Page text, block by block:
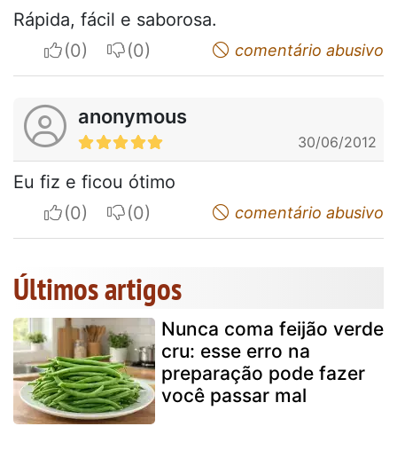
Rápida, fácil e saborosa.
I apreciateI do not appreciatecomentário abusivo
anonymous
30/06/2012
Eu fiz e ficou ótimo
I apreciateI do not appreciatecomentário abusivo
Últimos artigos
Nunca coma feijão verde
cru: esse erro na
preparação pode fazer
você passar mal